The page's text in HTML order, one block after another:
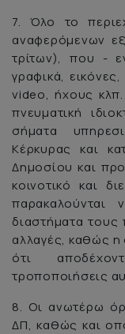
7. Όλο το
αναφερόμενων
τρίτων), που -
γραφικά,
video, ήχους
πνευματική
σήματα
Κέρκυρας και
Δημοσίου και
κοινοτικό και
παρακαλούνται
διαστήματα
αλλαγές, καθώς η
ότι
τροποποιήσεις
8. Οι ανωτέρω
ΔΠ, καθώς και